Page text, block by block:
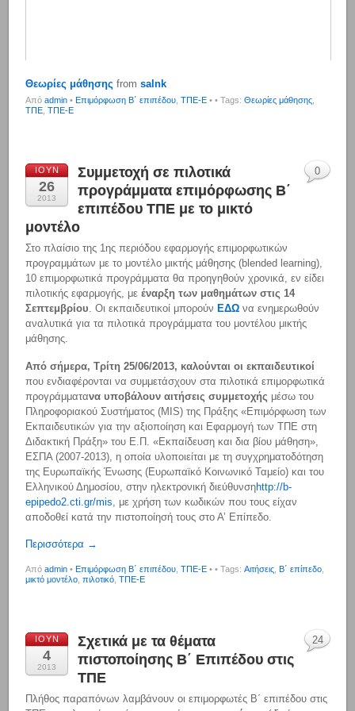
Θεωρίες μάθησης fromsalnk
Απόadmin • Επιμόρφωση Β΄ επιπέδου ,ΤΠΕ-Ε • • Tags:Θεωρίες μάθησης
ΤΠΕ ,ΤΠΕ-Ε
ΙΟΎΝ
26
2013
Συμμετοχή σε πιλοτικά
προγράμματα επιμόρφωσης Β΄
επιπέδου ΤΠΕ με το μικτό
μοντέλο
Στο πλαίσιο της 1ης περιόδου εφαρμογής επιμορφωτικών
προγραμμάτων με το μοντέλο μικτής μάθησης (blended learning),
10 επιμορφωτικά προγράμματα θα προηγηθούν χρονικά, εν είδει
πιλοτικής εφαρμογής, μεέναρξη των μαθημάτων στις 14
Σεπτεμβρίου. Οι εκπαιδευτικοί μπορούν ΕΔΩ να ενημερωθούν
αναλυτικά για τα πιλοτικά προγράμματα του μοντέλου μικτής
μάθησης.
Από σήμερα, Τρίτη 25/06/2013, καλούνται οι εκπαιδευτικοί
που ενδιαφέρονται να συμμετάσχουν στα πιλοτικά επιμορφωτικά
προγράμματανα υποβάλουν αιτήσεις συμμετοχής μέσω του
Πληροφοριακού Συστήματος (MIS) της Πράξης «Επιμόρφωση των
Εκπαιδευτικών για την αξιοποίηση και Εφαρμογή των ΤΠΕ στη
Διδακτική Πράξη» του Ε.Π. «Εκπαίδευση και δια βίου μάθηση»,
ΕΣΠΑ (2007-2013), η οποία υλοποιείται με τη συγχρηματοδότηση
της Ευρωπαϊκής Ένωσης (Ευρωπαϊκό Κοινωνικό Ταμείο) και του
Ελληνικού Δημοσίου, στην ηλεκτρονική διεύθυνσηhttp://b-
epipedo2.cti.gr/mis , με χρήση των κωδικών που τους είχαν
αποδοθεί κατά την πιστοποίησή τους στο Α’ Επίπεδο.
Περισσότερα →
Απόadmin • Επιμόρφωση Β΄ επιπέδου ,ΤΠΕ-Ε •
0
• Tags:Αιτήσεις ,Β΄ επίπεδο
μικτό μοντέλο ,πιλοτικό ,ΤΠΕ-Ε
ΙΟΎΝ
4
2013
Σχετικά με τα θέματα
πιστοποίησης Β΄ Επιπέδου στις
ΤΠΕ
Πλήθος παραπόνων λαμβάνουν οι επιμορφωτές Β΄ επιπέδου στις
24